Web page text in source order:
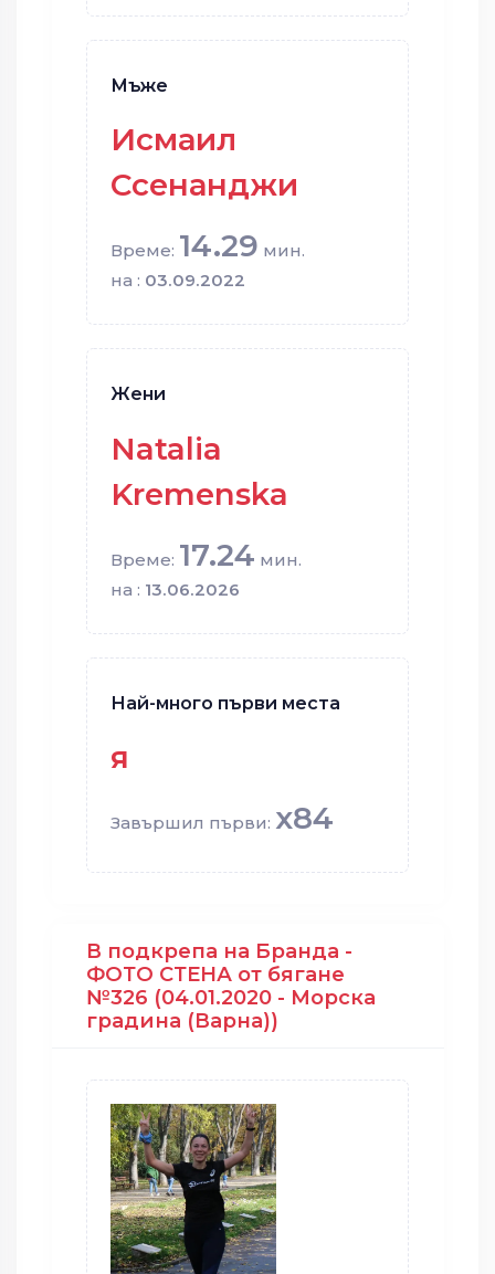
Мъже
Исмаил
Ссенанджи
Време: 14.29 мин.
на : 03.09.2022
Жени
Natalia
Kremenska
Време: 17.24 мин.
на : 13.06.2026
Най-много първи места
я
Завършил първи: x84
В подкрепа на Бранда -
ФОТО СТЕНА от бягане
№326 (04.01.2020 - Морска
градина (Варна))